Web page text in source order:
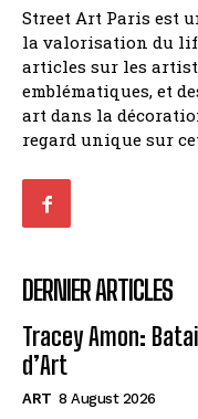
Street Art Paris est
la valorisation du
articles sur les
emblématiques, et
art dans la
regard unique sur
DERNIER ARTICLES
Tracey Amon:
d’Art
ART 8 August 2026